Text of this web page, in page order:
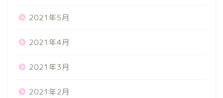
2021年5月
2021年4月
2021年3月
2021年2月